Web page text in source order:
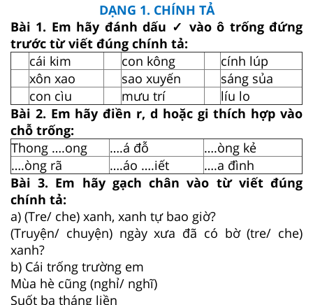
DẠNG 1. CHÍNH TẢ
Bài 1. Em hãy đánh dấu ✓ vào ô trống đứng
trước từ viết đúng chính tả:
cái kim
con kông
cính lúp
xôn xao
sao xuyến
sáng sủa
con cìu
mưu trí
líu lo
Bài 2. Em hãy điền r, d hoặc gi thích hợp vào
chỗ trống:
Thong ….ong
….á đỗ
….òng kẻ
….òng rã
….áo ….iết
….a đình
Bài 3. Em hãy gạch chân vào từ viết đúng
chính tả:
a) (Tre/ che) xanh, xanh tự bao giờ?
(Truyện/ chuyện) ngày xưa đã có bờ (tre/ che)
xanh?
b) Cái trống trường em
Mùa hè cũng (nghỉ/ nghĩ)
Suốt ba tháng liền